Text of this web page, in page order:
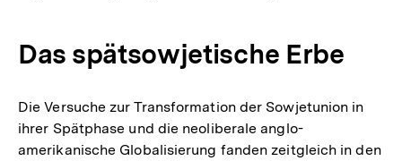
Das spätsowjetische Erbe
Die Versuche zur Transformation der Sowjetunion in
ihrer Spätphase und die neoliberale anglo-
amerikanische Globalisierung fanden zeitgleich in den